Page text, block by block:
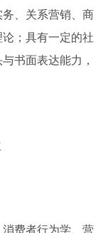
、关系营销、商
；具有一定的社
书面表达能力，
费者行为学、营